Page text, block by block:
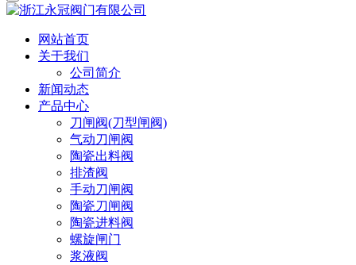
网站首页
关于我们
公司简介
新闻动态
产品中心
刀闸阀(刀型闸阀)
气动刀闸阀
陶瓷出料阀
排渣阀
手动刀闸阀
陶瓷刀闸阀
陶瓷进料阀
螺旋闸门
浆液阀